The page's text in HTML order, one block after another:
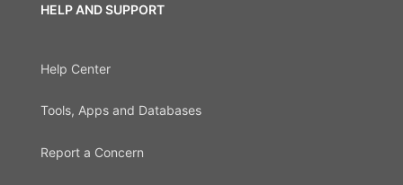
HELP AND SUPPORT
Help Center
Tools, Apps and Databases
Report a Concern